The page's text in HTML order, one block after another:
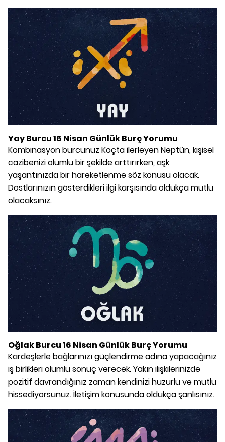
Yay Burcu 16 Nisan Günlük Burç Yorumu
Kombinasyon burcunuz Koçta ilerleyen Neptün, kişisel
cazibenizi olumlu bir şekilde arttırırken, aşk
yaşantınızda bir hareketlenme söz konusu olacak.
Dostlarınızın gösterdikleri ilgi karşısında oldukça mutlu
olacaksınız.
Oğlak Burcu 16 Nisan Günlük Burç Yorumu
Kardeşlerle bağlarınızı güçlendirme adına yapacağınız
iş birlikleri olumlu sonuç verecek. Yakın ilişkilerinizde
pozitif davrandığınız zaman kendinizi huzurlu ve mutlu
hissediyorsunuz. İletişim konusunda oldukça şanlısınız.